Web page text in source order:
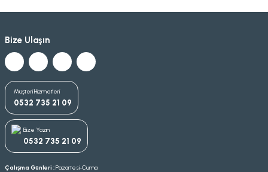
Bize Ulaşın
Müşteri Hizmetleri
0532 735 21 09
Bize Yazın
0532 735 21 09
Çalışma Günleri :Pazartesi-Cuma